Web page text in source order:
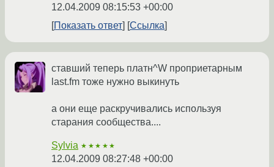
12.04.2009 08:15:53 +00:00
Показать ответ
Ссылка
ставший теперь платн^W проприетарным
last.fm тоже нужно выкинуть
а они еще раскручивались используя
старания сообщества....
Sylvia ★★★★★
12.04.2009 08:27:48 +00:00